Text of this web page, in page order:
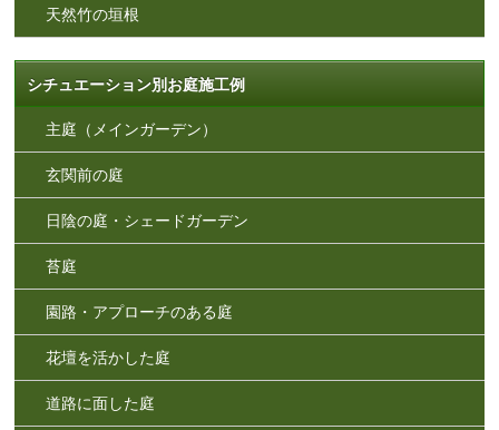
天然竹の垣根
シチュエーション別お庭施工例
主庭（メインガーデン）
玄関前の庭
日陰の庭・シェードガーデン
苔庭
園路・アプローチのある庭
花壇を活かした庭
道路に面した庭